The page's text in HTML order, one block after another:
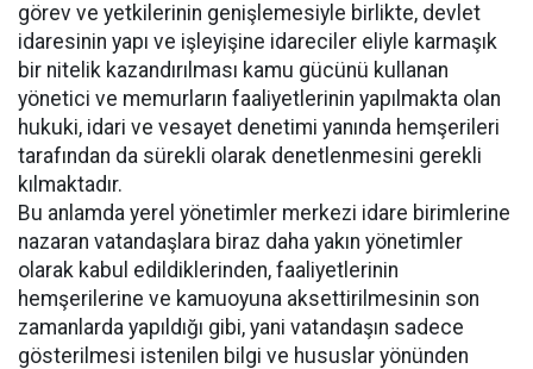
görev ve yetkilerinin genişlemesiyle birlikte, devlet
idaresinin yapı ve işleyişine idareciler eliyle karmaşık
bir nitelik kazandırılması kamu gücünü kullanan
yönetici ve memurların faaliyetlerinin yapılmakta olan
hukuki, idari ve vesayet denetimi yanında hemşerileri
tarafından da sürekli olarak denetlenmesini gerekli
kılmaktadır.
Bu anlamda yerel yönetimler merkezi idare birimlerine
nazaran vatandaşlara biraz daha yakın yönetimler
olarak kabul edildiklerinden, faaliyetlerinin
hemşerilerine ve kamuoyuna aksettirilmesinin son
zamanlarda yapıldığı gibi, yani vatandaşın sadece
gösterilmesi istenilen bilgi ve hususlar yönünden